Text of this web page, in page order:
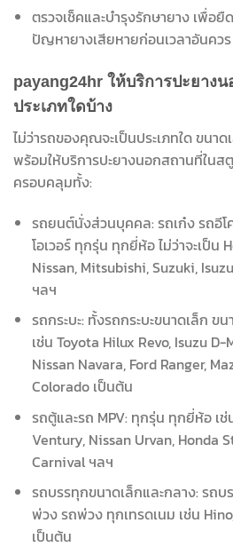
ตรวจเช็คและบำรุงรักษายาง เพื่อยื
ปัญหายางเสียหายก่อนเวลาอันควร
payang24hr ให้บริการปะยาง
ประเภทใดบ้าง
ไม่ว่ารถของคุณจะเป็นประเภทใด ขนา
พร้อมให้บริการปะยางนอกสถานที่ใน
ครอบคลุมทั้ง:
รถยนต์นั่งส่วนบุคคล: รถเก๋ง รถอีโ
โอเวอร์ ทุกรุ่น ทุกยี่ห้อ ไม่ว่าจะเป็น
Nissan, Mitsubishi, Suzuki,
ฯลฯ
รถกระบะ: ทั้งรถกระบะขนาดเล็ก ข
เช่น Toyota Hilux Revo, Isuzu
Nissan Navara, Ford Ranger,
Colorado เป็นต้น
รถตู้และรถ MPV: ทุกรุ่น ทุกยี่ห้อ เ
Ventury, Nissan Urvan, Honda
Carnival ฯลฯ
รถบรรทุกขนาดเล็กและกลาง: รถ
พ่วง รถพ่วง ทุกเทรดเนม เช่น
เป็นต้น